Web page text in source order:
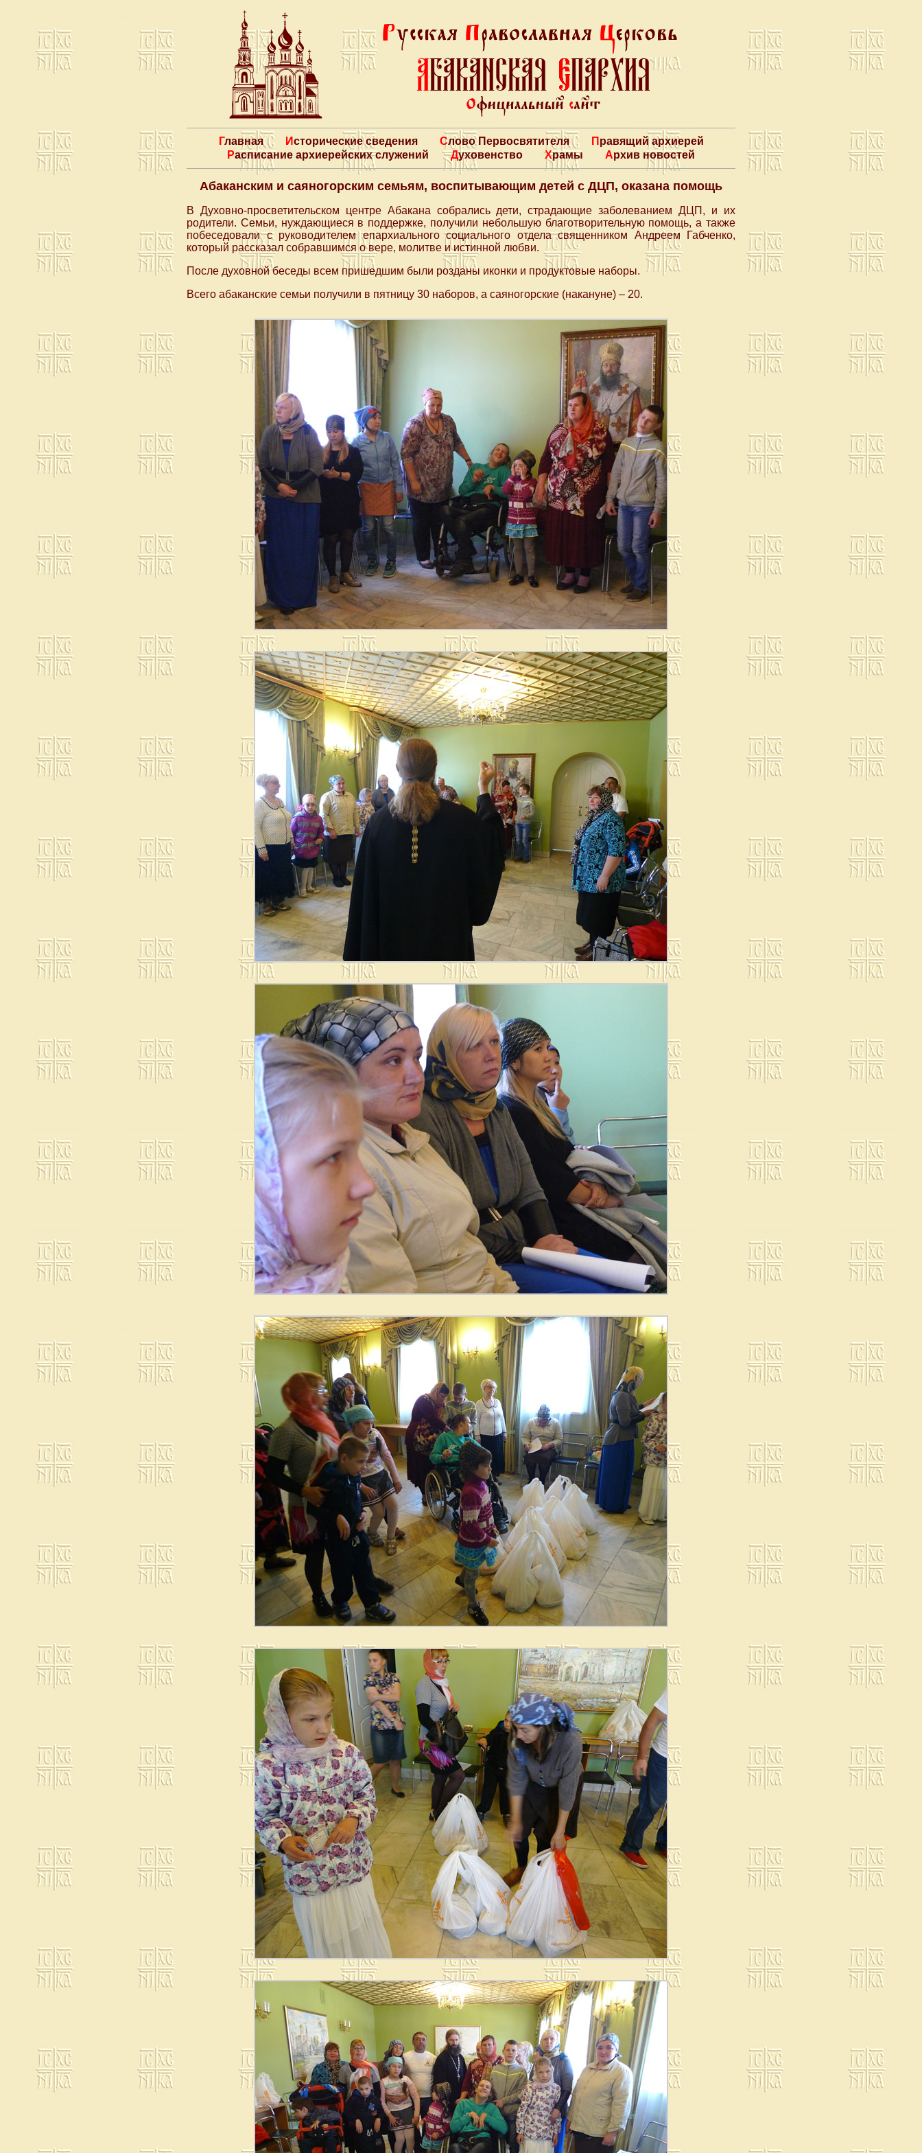
Главная Исторические сведения Слово Первосвятителя
Правящий архиерей
Расписание архиерейских служений
Духовенство Храмы Архив новостей
Абаканским и саяногорским семьям, воспитывающим детей с ДЦП, оказана помощь
В Духовно-просветительском центре Абакана собрались дети, страдающие заболеванием ДЦП, и их
родители. Семьи, нуждающиеся в поддержке, получили небольшую благотворительную помощь, а также
побеседовали с руководителем епархиального социального отдела священником Андреем Габченко,
который рассказал собравшимся о вере, молитве и истинной любви.
После духовной беседы всем пришедшим были розданы иконки и продуктовые наборы.
Всего абаканские семьи получили в пятницу 30 наборов, а саяногорские (накануне) – 20.